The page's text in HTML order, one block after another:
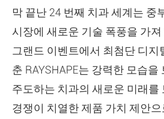
막 끝난 24 번째 치과 세계는 중
시장에 새로운 기술 폭풍을 가
그랜드 이벤트에서 최첨단 디지
춘 RAYSHAPE는 강력한 모습을
주도하는 치과의 새로운 미래를
경쟁이 치열한 제품 가치 제안